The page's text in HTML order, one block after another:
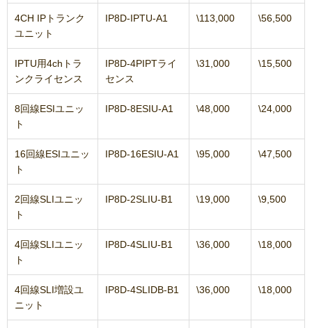
4CH IPトランク
ユニット
IP8D-IPTU-A1 \113,000 \56,500
IPTU用4chトラ
ンクライセンス
IP8D-4PIPTライ
センス
\31,000 \15,500
8回線ESIユニッ
ト
IP8D-8ESIU-A1 \48,000 \24,000
16回線ESIユニッ
ト
IP8D-16ESIU-A1 \95,000 \47,500
2回線SLIユニッ
ト
IP8D-2SLIU-B1 \19,000 \9,500
4回線SLIユニッ
ト
IP8D-4SLIU-B1 \36,000 \18,000
4回線SLI増設ユ
ニット
IP8D-4SLIDB-B1 \36,000 \18,000